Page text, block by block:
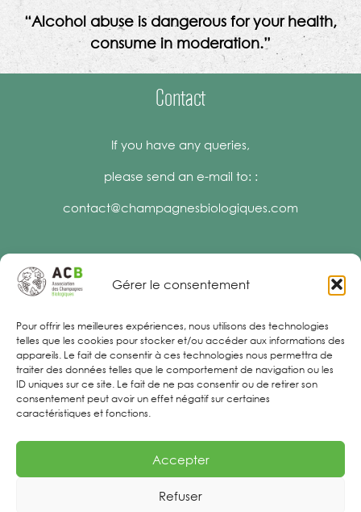
Gérer le consentement
Pour offrir les meilleures expériences, nous utilisons des technologies
telles que les cookies pour stocker et/ou accéder aux informations des
appareils. Le fait de consentir à ces technologies nous permettra de
traiter des données telles que le comportement de navigation ou les
ID uniques sur ce site. Le fait de ne pas consentir ou de retirer son
consentement peut avoir un effet négatif sur certaines
caractéristiques et fonctions.
Accepter
Refuser
“Alcohol abuse is dangerous for your health,
consume in moderation.”
Contact
If you have any queries,
please send an e-mail to: :
contact@champagnesbiologiques.com